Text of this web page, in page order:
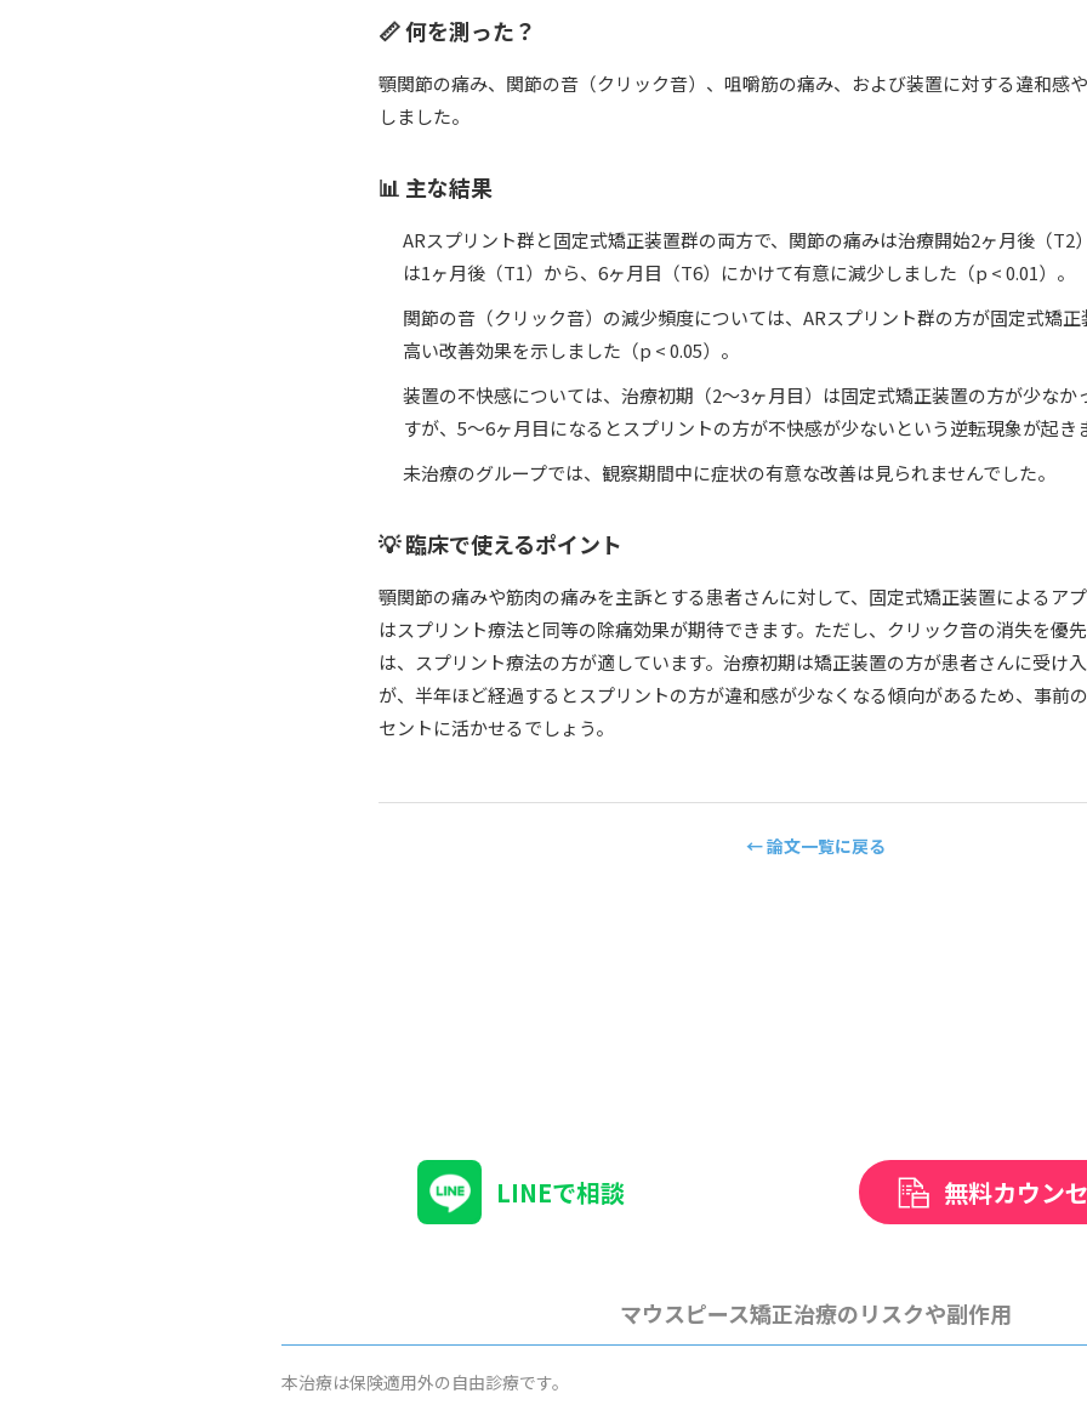
📏 何を測った？
顎関節の痛み、関節の音（クリック音）、咀嚼筋の痛み、および装置に対する違和感
しました。
📊 主な結果
ARスプリント群と固定式矯正装置群の両方で、関節の痛みは治療開始2ヶ月後（T2
は1ヶ月後（T1）から、6ヶ月目（T6）にかけて有意に減少しました（p < 0.01）。
関節の音（クリック音）の減少頻度については、ARスプリント群の方が固定式矯
高い改善効果を示しました（p < 0.05）。
装置の不快感については、治療初期（2〜3ヶ月目）は固定式矯正装置の方が少なか
すが、5〜6ヶ月目になるとスプリントの方が不快感が少ないという逆転現象が起き
未治療のグループでは、観察期間中に症状の有意な改善は見られませんでした。
💡 臨床で使えるポイント
顎関節の痛みや筋肉の痛みを主訴とする患者さんに対して、固定式矯正装置によるア
はスプリント療法と同等の除痛効果が期待できます。ただし、クリック音の消失を優
は、スプリント療法の方が適しています。治療初期は矯正装置の方が患者さんに受け
が、半年ほど経過するとスプリントの方が違和感が少なくなる傾向があるため、事前
セントに活かせるでしょう。
← 論文一覧に戻る
LINEで相談 無料カウン
マウスピース矯正治療のリスクや副作用
本治療は保険適用外の自由診療です。